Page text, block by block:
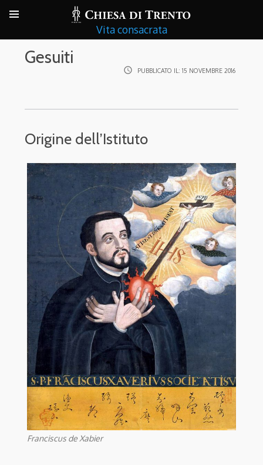
Vita consacrata
Gesuiti
access_time PUBBLICATO IL: 15 NOVEMBRE 2016
Origine dell’Istituto
Franciscus de Xabier